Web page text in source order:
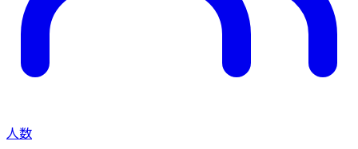
人数